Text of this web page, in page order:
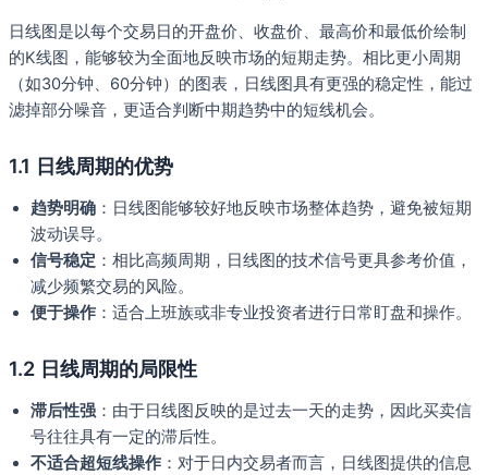
日线图是以每个交易日的开盘价、收盘价、最高价和最低价绘制
的K线图，能够较为全面地反映市场的短期走势。相比更小周期
（如30分钟、60分钟）的图表，日线图具有更强的稳定性，能过
滤掉部分噪音，更适合判断中期趋势中的短线机会。
1.1 日线周期的优势
趋势明确 ：日线图能够较好地反映市场整体趋势，避免被短期
波动误导。
信号稳定 ：相比高频周期，日线图的技术信号更具参考价值，
减少频繁交易的风险。
便于操作 ：适合上班族或非专业投资者进行日常盯盘和操作。
1.2 日线周期的局限性
滞后性强 ：由于日线图反映的是过去一天的走势，因此买卖信
号往往具有一定的滞后性。
不适合超短线操作 ：对于日内交易者而言，日线图提供的信息